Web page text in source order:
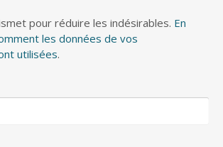
pour réduire les indésirables. En
les données de vos
utilisées.